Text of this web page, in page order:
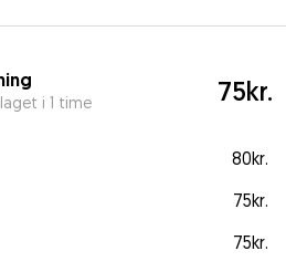
i 1 time 75kr.
80kr.
75kr.
75kr.